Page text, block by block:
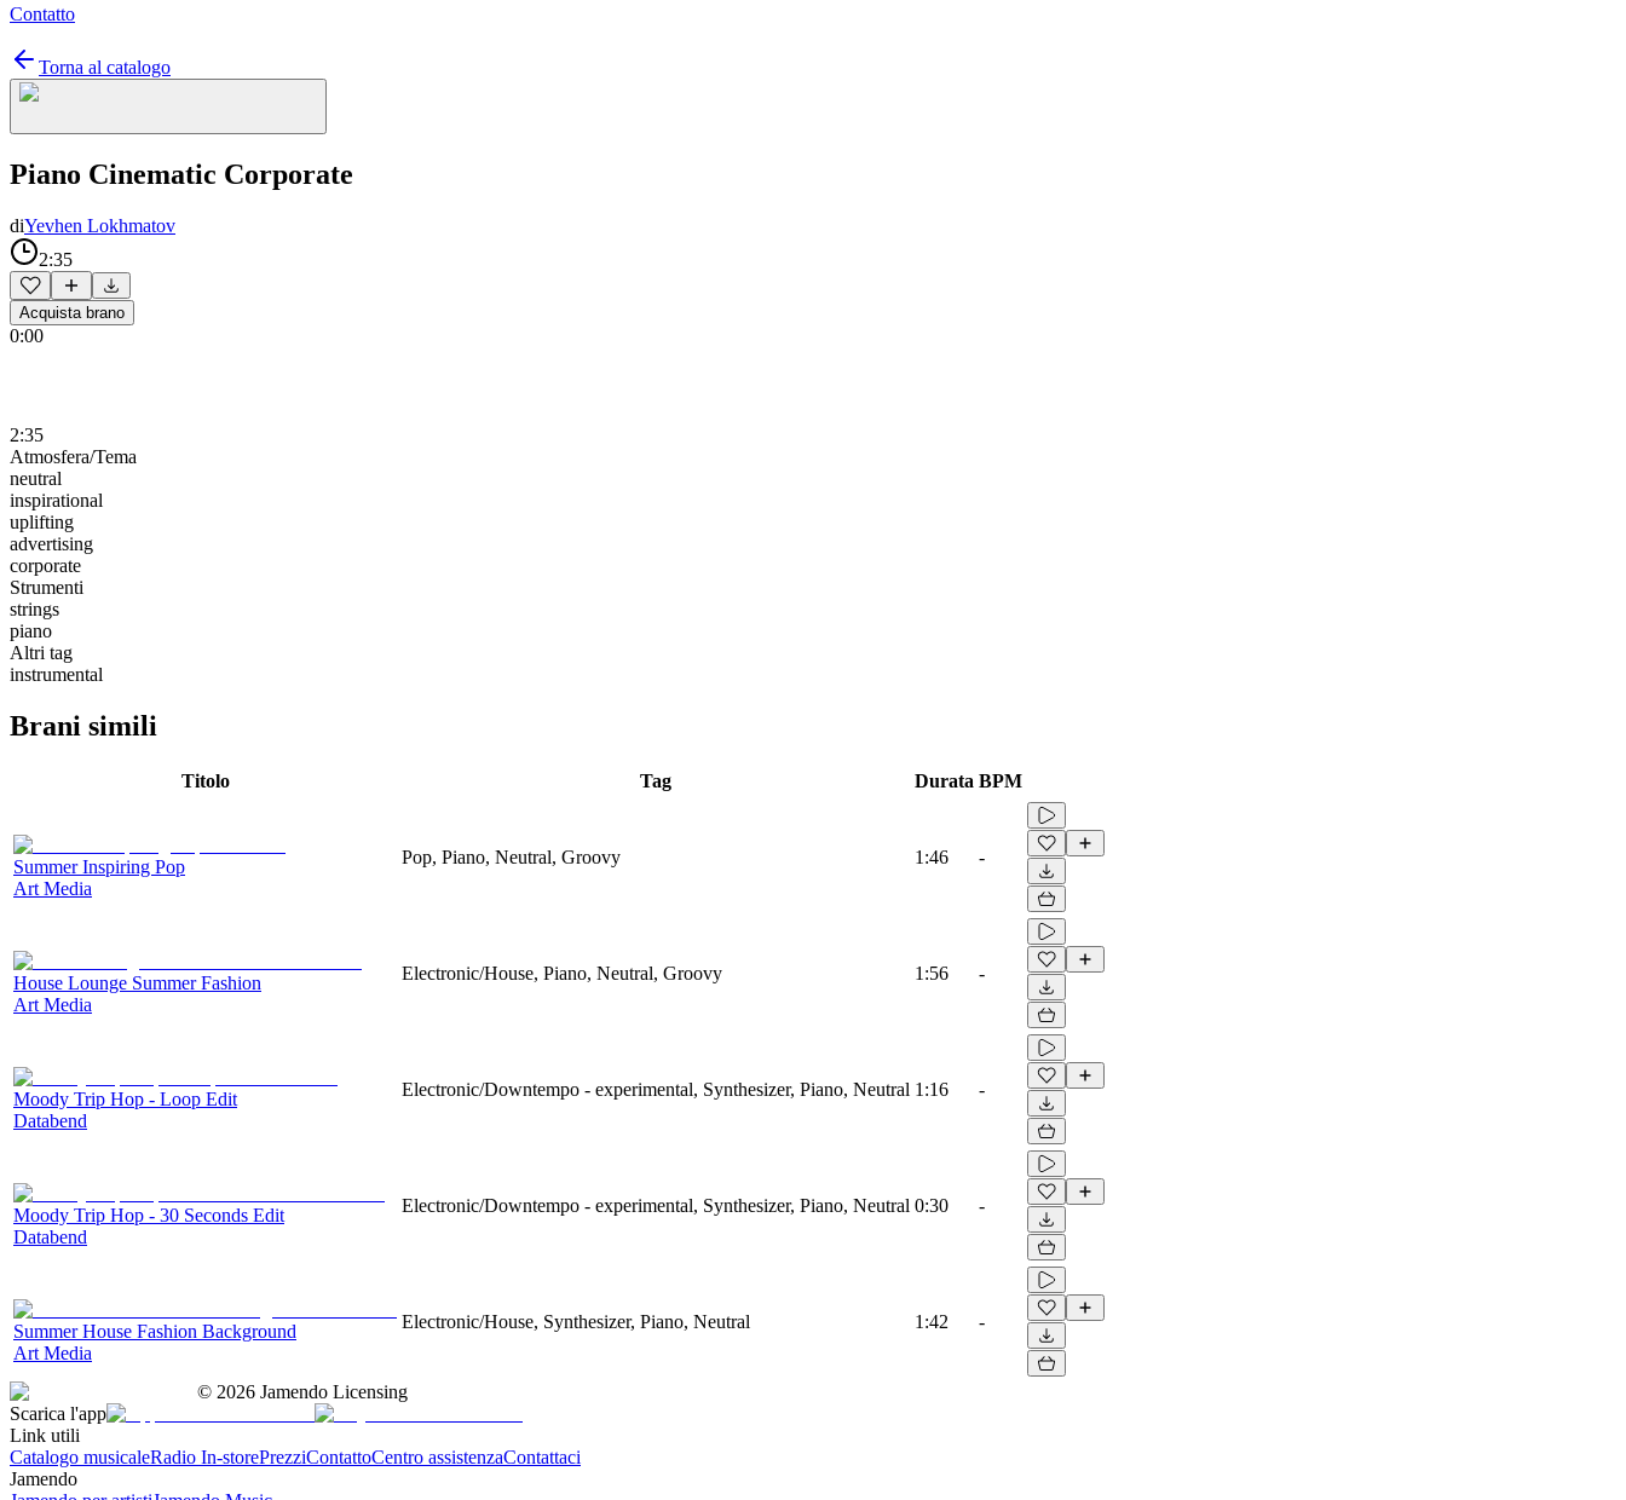
Contatto
Torna al catalogo
Piano Cinematic Corporate
diYevhen Lokhmatov
2:35
Acquista brano
0:00
2:35
Atmosfera/Tema
neutral
inspirational
uplifting
advertising
corporate
Strumenti
strings
piano
Altri tag
instrumental
Brani simili
Titolo Tag Durata BPM
Summer Inspiring Pop
Art Media
Pop, Piano, Neutral, Groovy 1:46 -
House Lounge Summer Fashion
Art Media
Electronic/House, Piano, Neutral, Groovy 1:56 -
Moody Trip Hop - Loop Edit
Databend
Electronic/Downtempo - experimental, Synthesizer, Piano, Neutral 1:16 -
Moody Trip Hop - 30 Seconds Edit
Databend
Electronic/Downtempo - experimental, Synthesizer, Piano, Neutral 0:30 -
Summer House Fashion Background
Art Media
Electronic/House, Synthesizer, Piano, Neutral 1:42 -
© 2026 Jamendo Licensing
Scarica l'app
Link utili
Catalogo musicaleRadio In-storePrezziContattoCentro assistenzaContattaci
Jamendo